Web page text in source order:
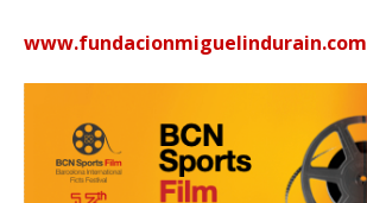
www.fundacionmiguelindurain.com